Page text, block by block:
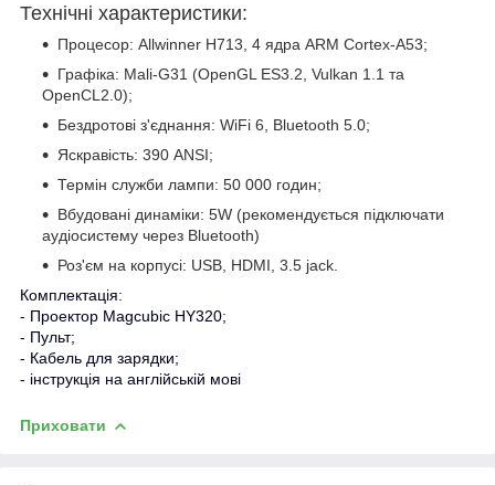
Технічні характеристики:
Процесор: Allwinner H713, 4 ядра ARM Cortex-A53;
Графіка: Mali-G31 (OpenGL ES3.2, Vulkan 1.1 та
OpenCL2.0);
Бездротові з'єднання: WiFi 6, Bluetooth 5.0;
Яскравість: 390 ANSI;
Термін служби лампи: 50 000 годин;
Вбудовані динаміки: 5W (рекомендується підключати
аудіосистему через Bluetooth)
Роз'єм на корпусі: USB, HDMI, 3.5 jack.
Комплектація:
- Проектор Magcubic HY320;
- Пульт;
- Кабель для зарядки;
- інструкція на англійській мові
Приховати